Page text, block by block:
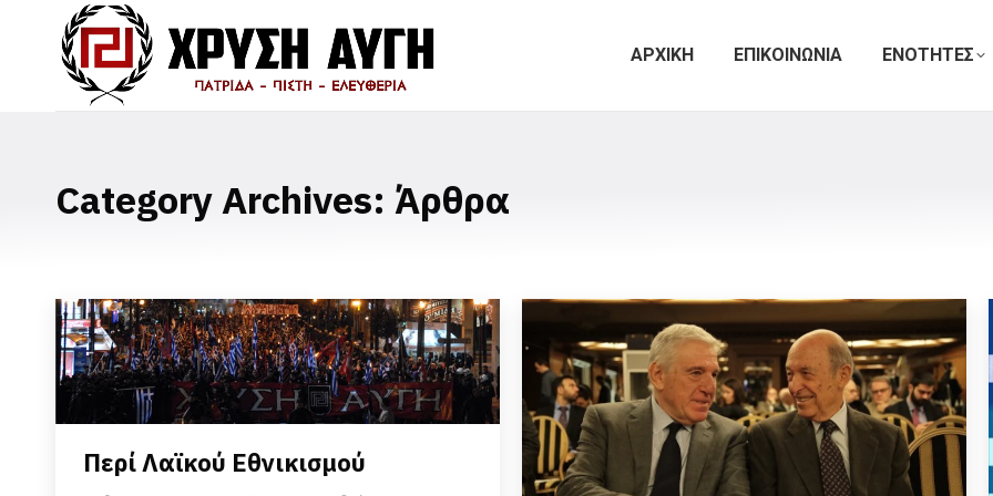
ΑΡΧΙΚΗ ΕΠΙΚΟΙΝΩΝΙΑ ΕΝΟΤΗΤΕΣ
Category Archives: Άρθρα
Περί Λαϊκού Εθνικισμού